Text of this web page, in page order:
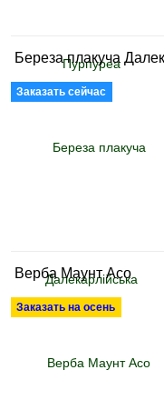
Береза плакуча
Заказать сейчас
Верба Маунт Асо
Заказать на осень